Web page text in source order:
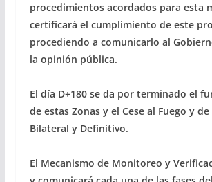
procedimientos acordados para esta
certificará el cumplimiento de este
procediendo a comunicarlo al
la opinión pública.
El día D+180 se da por terminado el
de estas Zonas y el Cese al Fuego y
Bilateral y Definitivo.
El Mecanismo de Monitoreo y